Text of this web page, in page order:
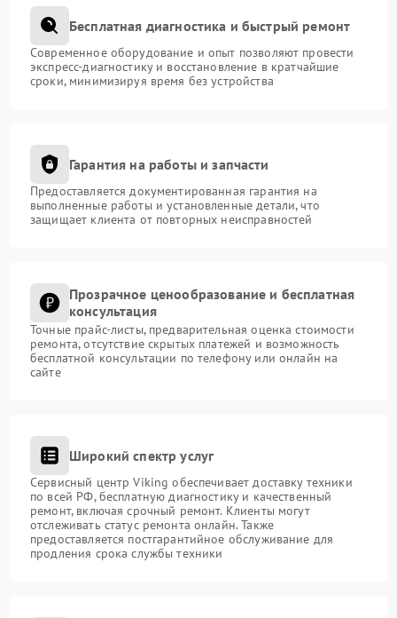
Бесплатная диагностика и быстрый ремонт
Современное оборудование и опыт позволяют провести
экспресс-диагностику и восстановление в кратчайшие
сроки, минимизируя время без устройства
Гарантия на работы и запчасти
Предоставляется документированная гарантия на
выполненные работы и установленные детали, что
защищает клиента от повторных неисправностей
Прозрачное ценообразование и бесплатная
консультация
Точные прайс-листы, предварительная оценка стоимости
ремонта, отсутствие скрытых платежей и возможность
бесплатной консультации по телефону или онлайн на
сайте
Широкий спектр услуг
Сервисный центр Viking обеспечивает доставку техники
по всей РФ, бесплатную диагностику и качественный
ремонт, включая срочный ремонт. Клиенты могут
отслеживать статус ремонта онлайн. Также
предоставляется постгарантийное обслуживание для
продления срока службы техники